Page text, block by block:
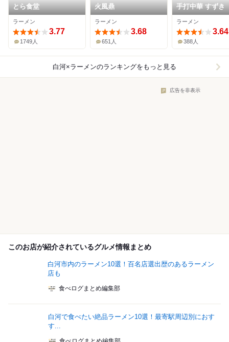
とら食堂
ラーメン
3.77
1749人
火風鼎
ラーメン
3.68
651人
手打中華 すずき
ラーメン
3.64
388人
白河×ラーメンのランキングをもっと見る
広告を非表示
このお店が紹介されているグルメ情報まとめ
白河市内のラーメン10選！百名店選出歴のあるラーメン
店も
食べログまとめ編集部
白河で食べたい絶品ラーメン10選！最寄駅周辺別におす
す...